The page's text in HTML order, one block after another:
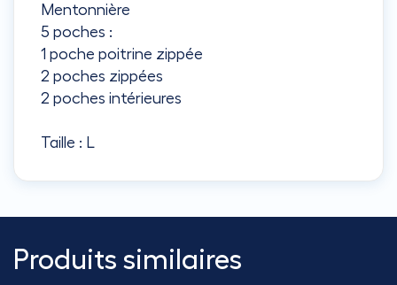
Mentonnière
5 poches :
1 poche poitrine zippée
2 poches zippées
2 poches intérieures
Taille : L
Produits similaires